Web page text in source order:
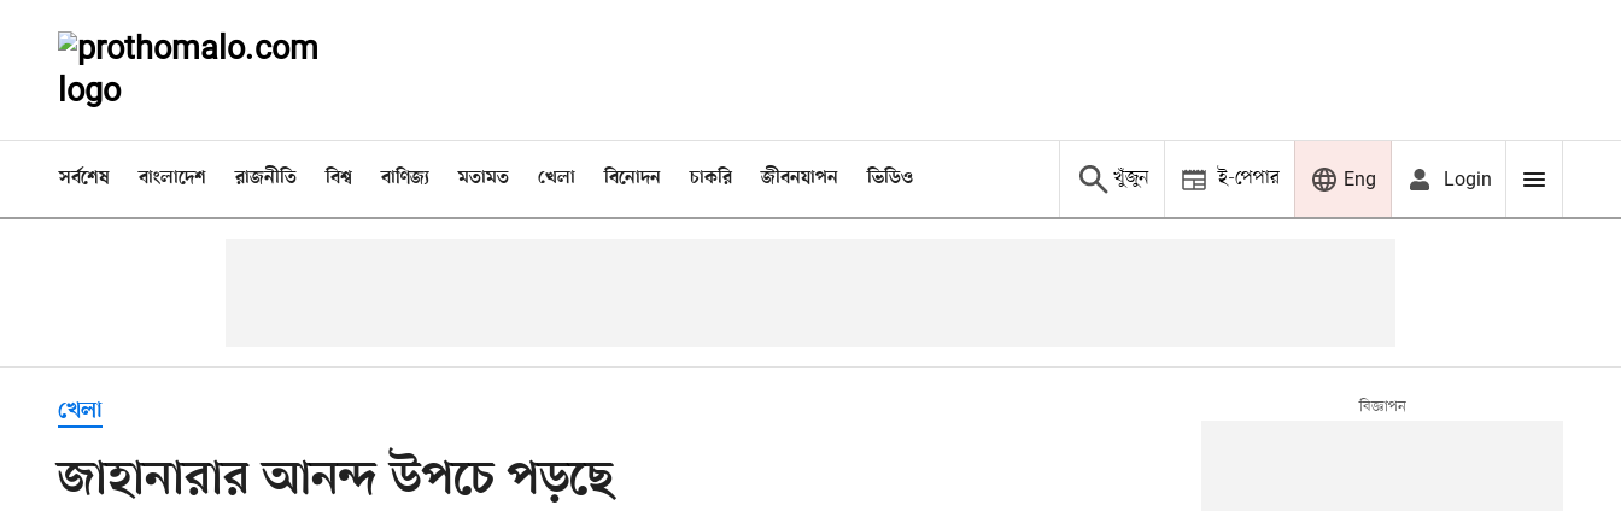
সর্বশেষ বাংলাদেশ রাজনীতি বিশ্ব বাণিজ্য মতামত খেলা বিনোদন চাকরি জীবনযাপন ভিডিও খুঁজুন ই-পেপার Eng Login
খেলা
জাহানারার আনন্দ উপচে পড়ছে